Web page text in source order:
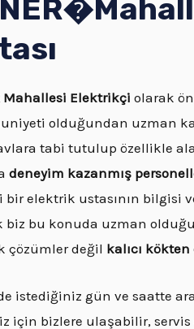
Mahallesi Elektrikçi olarak
olduğundan uzman
tabi tutulup özellikle
deneyim kazanmış
bir elektrik ustasının bilgisi
biz bu konuda uzman
çözümler değil kalıcı
istediğiniz gün ve saatte
için bizlere ulaşabilir, servis